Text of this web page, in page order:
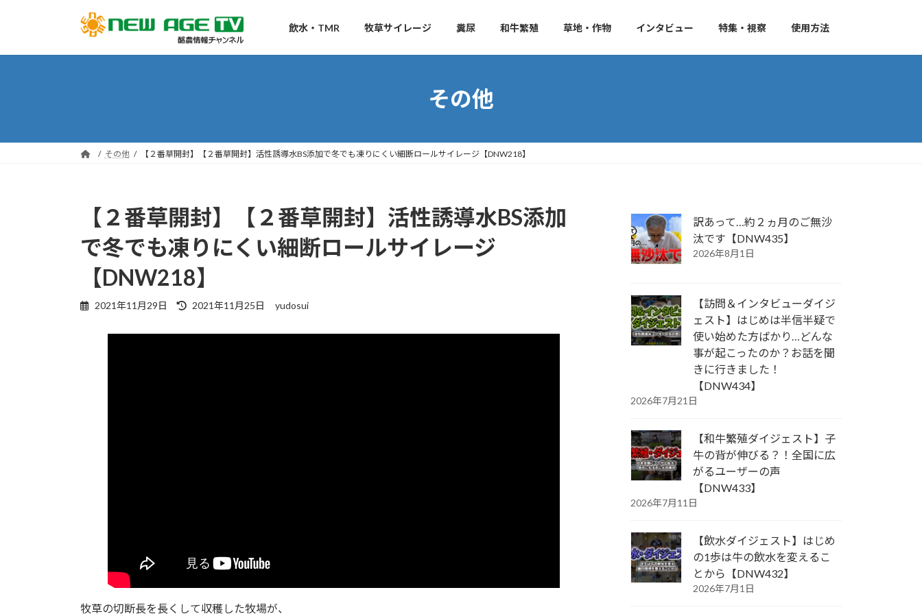
ン
ッ
ー
移
飲水・TMR 牧草サイレージ 糞尿 和牛繁殖 草地・作物 インタビュー 特集・視察 使用方法
その他
その他 【２番草開封】【２番草開封】活性誘導水BS添加で冬でも凍りにくい細断ロールサイレージ【DNW218】
【２番草開封】【２番草開封】活性誘導水BS添加
で冬でも凍りにくい細断ロールサイレージ
【DNW218】
2021年11月29日
最
更
2021年11月25日 yudosui
牧草の切断長を長くして収穫した牧場が、
訳あって…約２ヵ月のご無沙
汰です【DNW435】
2026年8月1日
【訪問＆インタビューダイジ
ェスト】はじめは半信半疑で
使い始めた方ばかり…どんな
事が起こったのか？お話を聞
きに行きました！
【DNW434】
2026年7月21日
【和牛繁殖ダイジェスト】子
牛の背が伸びる？！全国に広
がるユーザーの声
【DNW433】
2026年7月11日
【飲水ダイジェスト】はじめ
の1歩は牛の飲水を変えるこ
とから【DNW432】
2026年7月1日